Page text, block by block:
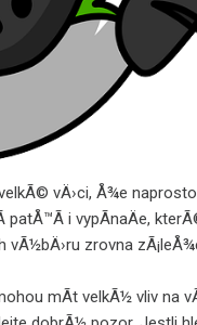
vÄ›ci, Å¾e
i vypÃ­naÄe,
vÃ½bÄ›ru zrovna
mÃ­t velkÃ½ vliv na